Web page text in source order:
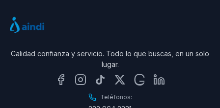
Calidad confianza y servicio. Todo lo que buscas, en un solo
lugar.
Teléfonos: